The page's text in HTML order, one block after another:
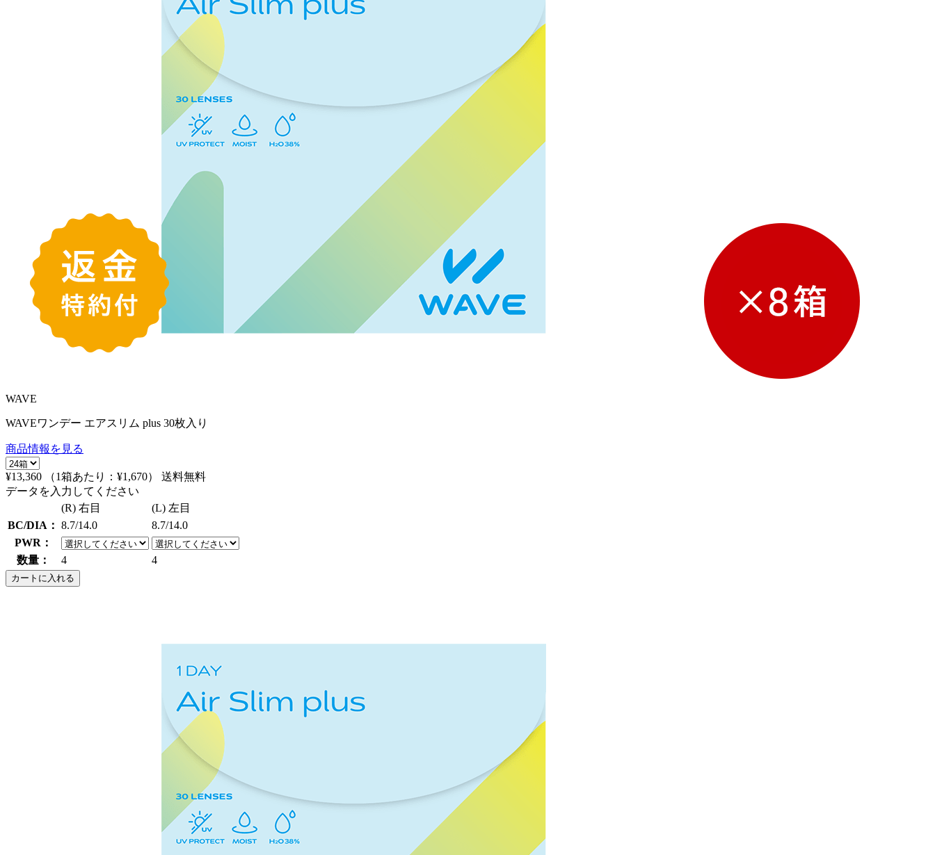
WAVE
WAVEワンデー エアスリム plus 30枚入り
商品情報を見る
¥13,360 （1箱あたり： ¥1,670）
送料無料
データを入力してください
(R) 右目
(L) 左目
BC/DIA： 8.7/14.0
8.7/14.0
PWR：
数量：
4 4
カートに入れる